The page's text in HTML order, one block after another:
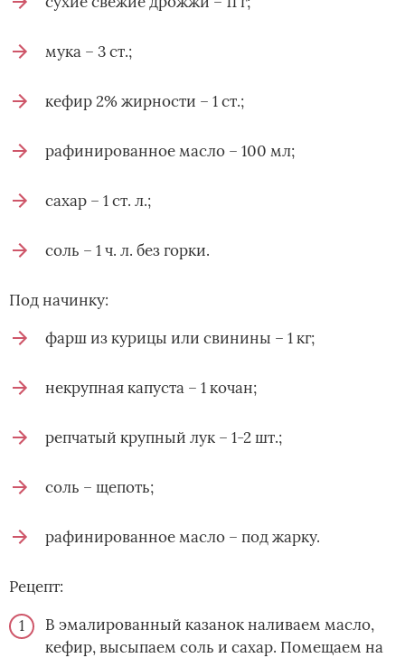
мука – 3 ст.;
кефир 2% жирности – 1 ст.;
рафинированное масло – 100 мл;
сахар – 1 ст. л.;
соль – 1 ч. л. без горки.
Под начинку:
фарш из курицы или свинины – 1 кг;
некрупная капуста – 1 кочан;
репчатый крупный лук – 1-2 шт.;
соль – щепоть;
рафинированное масло – под жарку.
Рецепт:
В эмалированный казанок наливаем масло,
кефир, высыпаем соль и сахар. Помещаем на